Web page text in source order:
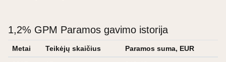
1,2% GPM Paramos gavimo istorija
Metai Teikėjų skaičius Paramos suma, EUR